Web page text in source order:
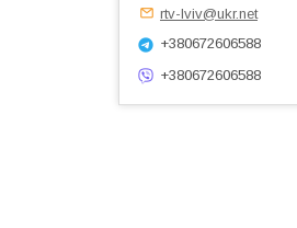
rtv-lviv@ukr.net
+380672606588
+380672606588